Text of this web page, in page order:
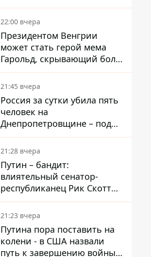
вкладывает миллионы
22:00 вчера
Президентом Венгрии
может стать герой мема
Гарольд, скрывающий боль
– он возглавил народное
голосование
21:45 вчера
Россия за сутки убила пять
человек на
Днепропетровщине – под
ударами оказались пять
районов области
21:28 вчера
Путин – бандит:
влиятельный сенатор-
республиканец Рик Скотт
призвал Конгресс привлечь
РФ к ответственности за
войну в Украине
21:23 вчера
Путина пора поставить на
колени - в США назвали
путь к завершению войны -